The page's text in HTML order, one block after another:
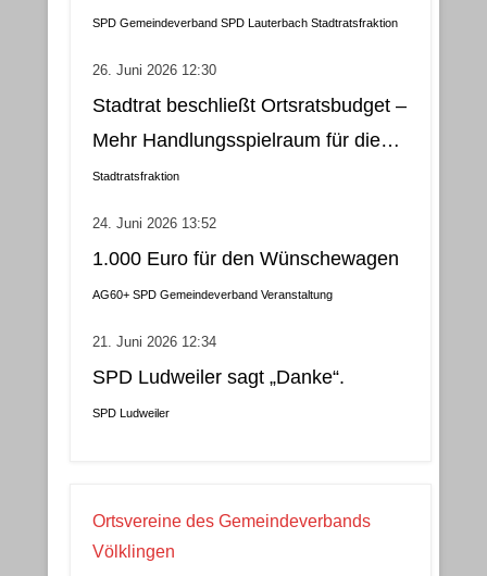
Klimatisierung als wirtschaftliche
SPD Gemeindeverband SPD Lauterbach Stadtratsfraktion
26. Juni 2026 12:30
Stadtrat beschließt Ortsratsbudget –
Mehr Handlungsspielraum für die
Gemeindebezirke
Stadtratsfraktion
24. Juni 2026 13:52
1.000 Euro für den Wünschewagen
AG60+ SPD Gemeindeverband Veranstaltung
21. Juni 2026 12:34
SPD Ludweiler sagt „Danke“.
SPD Ludweiler
Ortsvereine des Gemeindeverbands
Völklingen